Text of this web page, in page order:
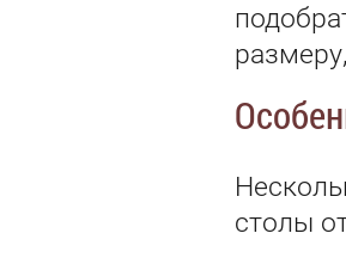
столы